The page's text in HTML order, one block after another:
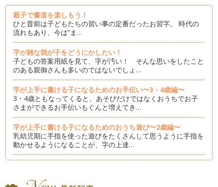
親子で書道を楽しもう！
ひと昔前は子どもたちの習い事の定番だったお習字。 時代の
流れもあり、今は”ま…
字が雑な我が子をどうにかしたい！
子どもの答案用紙を見て、字が汚い！ そんな思いをしたこと
のある親御さんも多いのではないでしょ…
字が上手に書ける子になるためのお手伝い〜3・4歳編〜
3・4歳ともなってくると、あそびだけではなくおうちでお子
さまができるお手伝いもぐんと増えてき…
字が上手に書ける子になるためのおうち遊び〜2歳編〜
乳幼児期に手指を使った遊びをたくさんして思うように手指を
動かせるようになることが、字の上達…
と、つい食べるのを手伝いすぎ…